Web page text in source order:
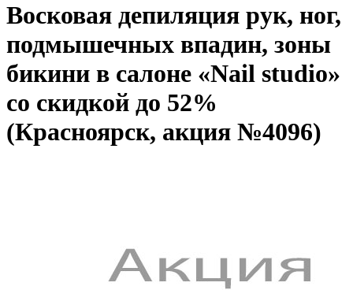
Восковая депиляция рук, ног,
подмышечных впадин, зоны
бикини в салоне «Nail studio»
со скидкой до 52%
(Красноярск, акция №4096)